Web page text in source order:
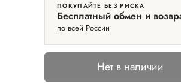
ПОКУПАЙТЕ БЕЗ РИСКА
Бесплатный обмен и
по всей России
Нет в наличии